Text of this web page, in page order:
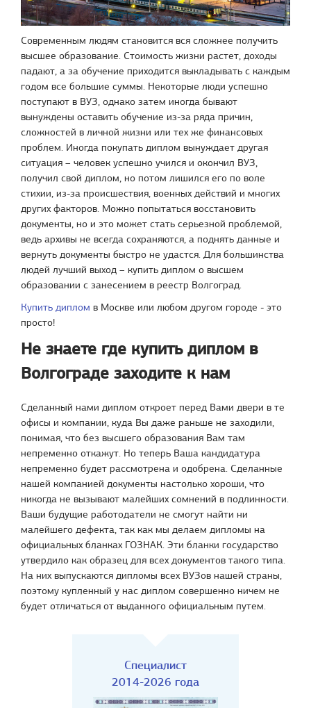
Современным людям становится вся сложнее получить
высшее образование. Стоимость жизни растет, доходы
падают, а за обучение приходится выкладывать с каждым
годом все большие суммы. Некоторые люди успешно
поступают в ВУЗ, однако затем иногда бывают
вынуждены оставить обучение из-за ряда причин,
сложностей в личной жизни или тех же финансовых
проблем. Иногда покупать диплом вынуждает другая
ситуация – человек успешно учился и окончил ВУЗ,
получил свой диплом, но потом лишился его по воле
стихии, из-за происшествия, военных действий и многих
других факторов. Можно попытаться восстановить
документы, но и это может стать серьезной проблемой,
ведь архивы не всегда сохраняются, а поднять данные и
вернуть документы быстро не удастся. Для большинства
людей лучший выход – купить диплом о высшем
образовании с занесением в реестр Волгоград.
Купить диплом в Москве или любом другом городе - это
просто!
Не знаете где купить диплом в
Волгограде заходите к нам
Сделанный нами диплом откроет перед Вами двери в те
офисы и компании, куда Вы даже раньше не заходили,
понимая, что без высшего образования Вам там
непременно откажут. Но теперь Ваша кандидатура
непременно будет рассмотрена и одобрена. Сделанные
нашей компанией документы настолько хороши, что
никогда не вызывают малейших сомнений в подлинности.
Ваши будущие работодатели не смогут найти ни
малейшего дефекта, так как мы делаем дипломы на
официальных бланках ГОЗНАК. Эти бланки государство
утвердило как образец для всех документов такого типа.
На них выпускаются дипломы всех ВУЗов нашей страны,
поэтому купленный у нас диплом совершенно ничем не
будет отличаться от выданного официальным путем.
Специалист
2014-2026 года